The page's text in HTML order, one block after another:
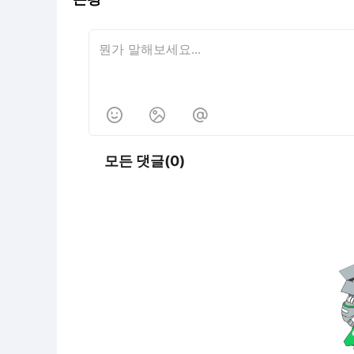
  
모든 댓글(0)